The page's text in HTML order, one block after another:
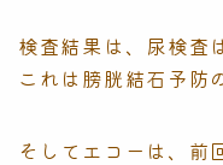
検査結果は、尿検査
これは膀胱結石予防
そしてエコーは、前